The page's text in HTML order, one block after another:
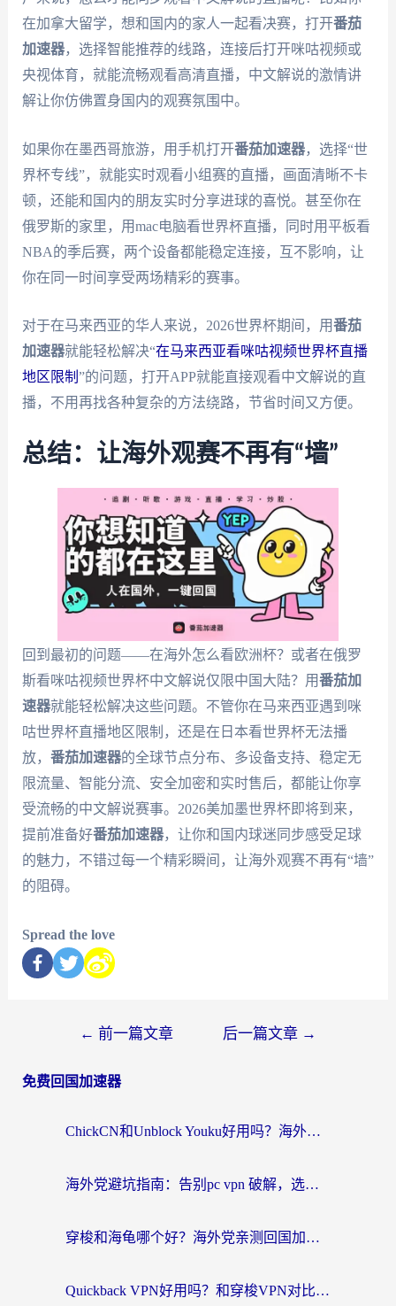
在加拿大留学，想和国内的家人一起看决赛，打开番茄
加速器，选择智能推荐的线路，连接后打开咪咕视频或
央视体育，就能流畅观看高清直播，中文解说的激情讲
解让你仿佛置身国内的观赛氛围中。
如果你在墨西哥旅游，用手机打开番茄加速器，选择“世
界杯专线”，就能实时观看小组赛的直播，画面清晰不卡
顿，还能和国内的朋友实时分享进球的喜悦。甚至你在
俄罗斯的家里，用mac电脑看世界杯直播，同时用平板看
NBA的季后赛，两个设备都能稳定连接，互不影响，让
你在同一时间享受两场精彩的赛事。
对于在马来西亚的华人来说，2026世界杯期间，用番茄
加速器就能轻松解决“在马来西亚看咪咕视频世界杯直播
地区限制 ”的问题，打开APP就能直接观看中文解说的直
播，不用再找各种复杂的方法绕路，节省时间又方便。
总结：让海外观赛不再有“墙”
回到最初的问题——在海外怎么看欧洲杯？或者在俄罗
斯看咪咕视频世界杯中文解说仅限中国大陆？用番茄加
速器就能轻松解决这些问题。不管你在马来西亚遇到咪
咕世界杯直播地区限制，还是在日本看世界杯无法播
放， 番茄加速器的全球节点分布、多设备支持、稳定无
限流量、智能分流、安全加密和实时售后，都能让你享
受流畅的中文解说赛事。2026美加墨世界杯即将到来，
提前准备好番茄加速器，让你和国内球迷同步感受足球
的魅力，不错过每一个精彩瞬间，让海外观赛不再有“墙”
的阻碍。
Spread the love
← 前一篇文章 后一篇文章 →
免费回国加速器
ChickCN和Unblock Youku好用吗？海外党亲测3款回国加速器，附iOS免费选择指南
海外党避坑指南：告别pc vpn 破解，选对回国加速器轻松访问国内资源
穿梭和海龟哪个好？海外党亲测回国加速器，附电脑免费VPN推荐
Quickback VPN好用吗？和穿梭VPN对比哪个回国效果更好？海外党必看的真实测评与选择指南